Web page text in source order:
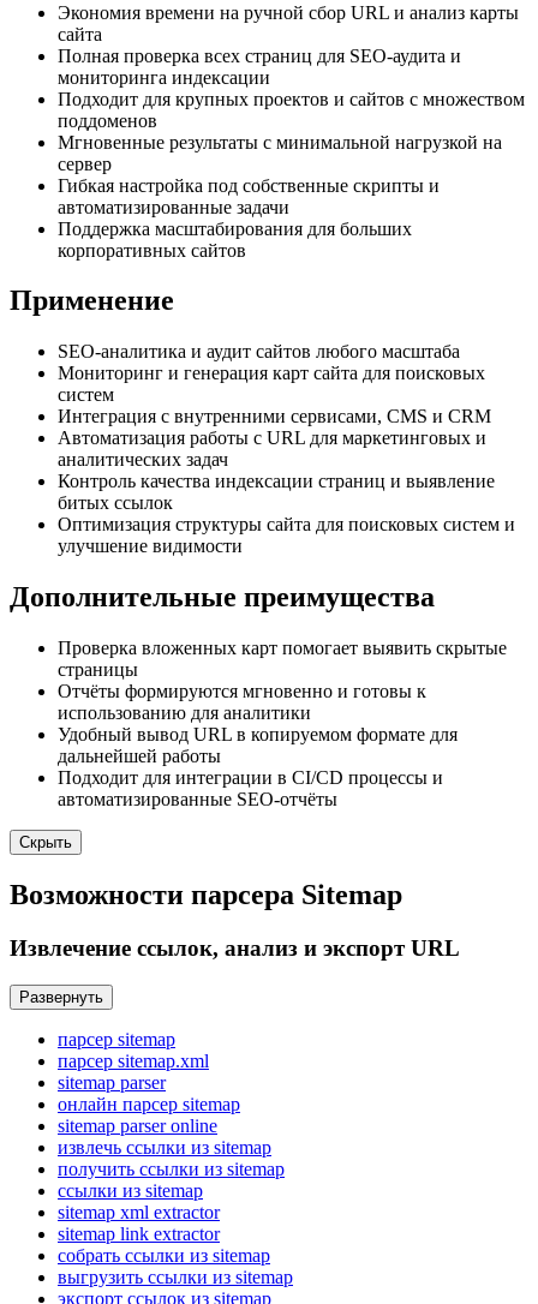
Экономия времени на ручной сбор URL и анализ карты
сайта
Полная проверка всех страниц для SEO-аудита и
мониторинга индексации
Подходит для крупных проектов и сайтов с множеством
поддоменов
Мгновенные результаты с минимальной нагрузкой на
сервер
Гибкая настройка под собственные скрипты и
автоматизированные задачи
Поддержка масштабирования для больших
корпоративных сайтов
Применение
SEO-аналитика и аудит сайтов любого масштаба
Мониторинг и генерация карт сайта для поисковых
систем
Интеграция с внутренними сервисами, CMS и CRM
Автоматизация работы с URL для маркетинговых и
аналитических задач
Контроль качества индексации страниц и выявление
битых ссылок
Оптимизация структуры сайта для поисковых систем и
улучшение видимости
Дополнительные преимущества
Проверка вложенных карт помогает выявить скрытые
страницы
Отчёты формируются мгновенно и готовы к
использованию для аналитики
Удобный вывод URL в копируемом формате для
дальнейшей работы
Подходит для интеграции в CI/CD процессы и
автоматизированные SEO-отчёты
Скрыть
Возможности парсера Sitemap
Извлечение ссылок, анализ и экспорт URL
Развернуть
парсер sitemap
парсер sitemap.xml
sitemap parser
онлайн парсер sitemap
sitemap parser online
извлечь ссылки из sitemap
получить ссылки из sitemap
ссылки из sitemap
sitemap xml extractor
sitemap link extractor
собрать ссылки из sitemap
выгрузить ссылки из sitemap
экспорт ссылок из sitemap